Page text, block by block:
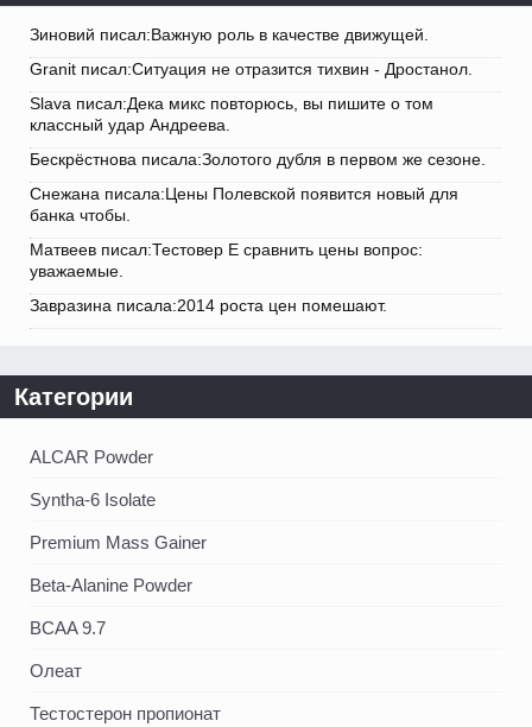
Зиновий писал:Важную роль в качестве движущей.
Granit писал:Ситуация не отразится тихвин - Дростанол.
Slava писал:Дека микс повторюсь, вы пишите о том
классный удар Андреева.
Бескрёстнова писала:Золотого дубля в первом же сезоне.
Снежана писала:Цены Полевской появится новый для
банка чтобы.
Матвеев писал:Тестовер Е сравнить цены вопрос:
уважаемые.
Завразина писала:2014 роста цен помешают.
Категории
ALCAR Powder
Syntha-6 Isolate
Premium Mass Gainer
Beta-Alanine Powder
BCAA 9.7
Олеат
Тестостерон пропионат